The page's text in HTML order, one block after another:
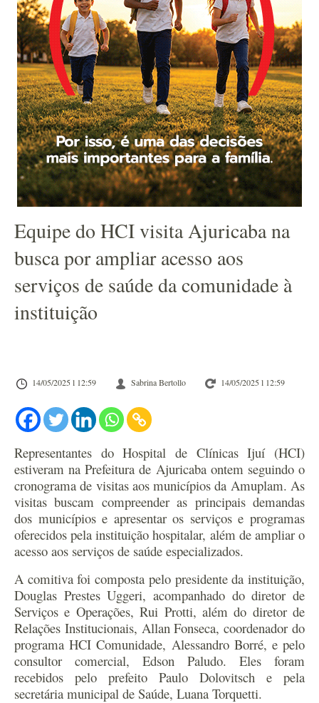
Equipe do HCI visita Ajuricaba na
busca por ampliar acesso aos
serviços de saúde da comunidade à
instituição
14/05/2025 l 12:59 Sabrina Bertollo 14/05/2025 l 12:59
Representantes do Hospital de Clínicas Ijuí (HCI)
estiveram na Prefeitura de Ajuricaba ontem seguindo o
cronograma de visitas aos municípios da Amuplam. As
visitas buscam compreender as principais demandas
dos municípios e apresentar os serviços e programas
oferecidos pela instituição hospitalar, além de ampliar o
acesso aos serviços de saúde especializados.
A comitiva foi composta pelo presidente da instituição,
Douglas Prestes Uggeri, acompanhado do diretor de
Serviços e Operações, Rui Protti, além do diretor de
Relações Institucionais, Allan Fonseca, coordenador do
programa HCI Comunidade, Alessandro Borré, e pelo
consultor comercial, Edson Paludo. Eles foram
recebidos pelo prefeito Paulo Dolovitsch e pela
secretária municipal de Saúde, Luana Torquetti.